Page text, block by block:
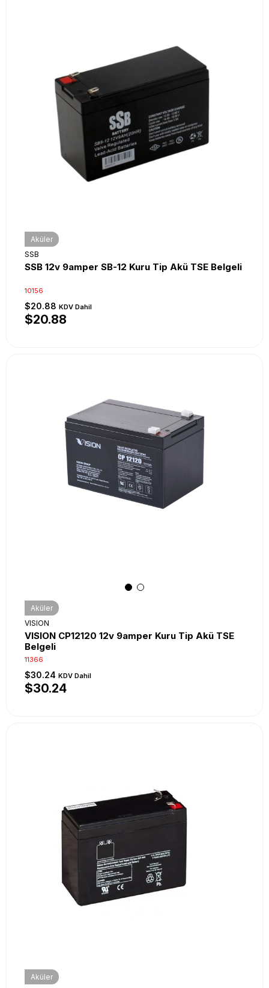
Aküler
SSB
SSB 12v 9amper SB-12 Kuru Tip Akü TSE Belgeli
10156
$20.88 KDV Dahil
$20.88
Aküler
VISION
VISION CP12120 12v 9amper Kuru Tip Akü TSE
Belgeli
11366
$30.24 KDV Dahil
$30.24
Aküler